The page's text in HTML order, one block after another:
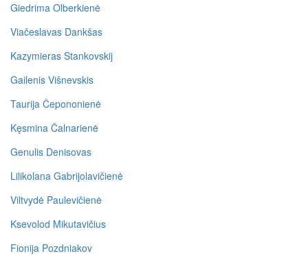
Giedrima Olberkienė
Viačeslavas Dankšas
Kazymieras Stankovskij
Gailenis Višnevskis
Taurija Čepononienė
Kęsmina Čalnarienė
Genulis Denisovas
Lilikolana Gabrijolavičienė
Viltvydė Paulevičienė
Ksevolod Mikutavičius
Fionija Pozdniakov